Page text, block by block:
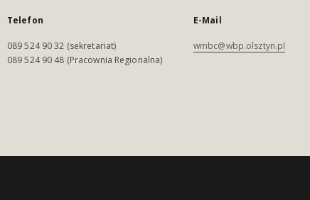
Telefon
089 524 90 32 (sekretariat)
089 524 90 48 (Pracownia Regionalna)
E-Mail
wmbc@wbp.olsztyn.pl